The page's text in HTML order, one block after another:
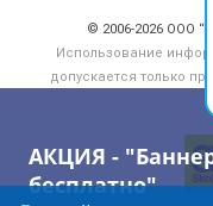
АКЦИЯ -
бесплатно"
© 2006‑2026 ООО
Использование
допускается только